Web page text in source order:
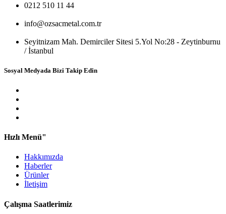
0212 510 11 44
info@ozsacmetal.com.tr
Seyitnizam Mah. Demirciler Sitesi 5.Yol No:28 - Zeytinburnu
/ İstanbul
Sosyal Medyada Bizi Takip Edin
Hızlı Menü"
Hakkımızda
Haberler
Ürünler
İletişim
Çalışma Saatlerimiz